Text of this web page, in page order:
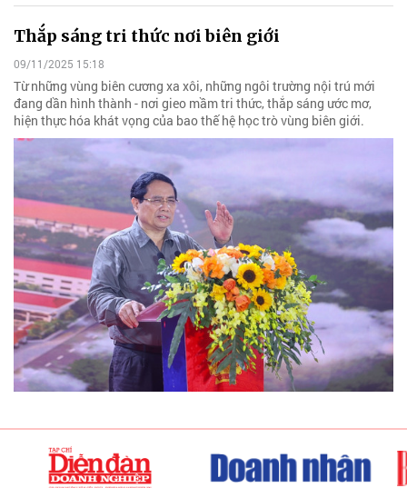
Thắp sáng tri thức nơi biên giới
09/11/2025 15:18
Từ những vùng biên cương xa xôi, những ngôi trường nội trú mới
đang dần hình thành - nơi gieo mầm tri thức, thắp sáng ước mơ,
hiện thực hóa khát vọng của bao thế hệ học trò vùng biên giới.